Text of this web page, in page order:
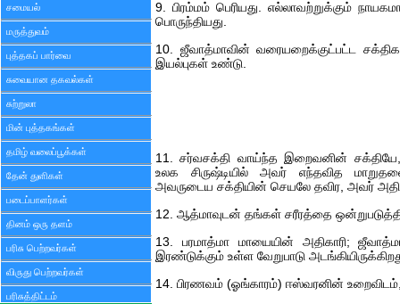
சமையல்
மருத்துவம்
புத்தகப் பார்வை
சுவையான தகவல்கள்
சுற்றுலா
மின் புத்தகங்கள்
தமிழ் வலைப்பூக்கள்
தேன் துளிகள்
படைப்பாளர்கள்
தினம் ஒரு தளம்
பரிசு பெற்றவர்கள்
விருது பெற்றவர்கள்
பரிசுத்திட்டம்
9. பிரம்மம் பெரியது. எல்லாவற்றுக்கும்
பொருந்தியது.
10. ஜீவாத்மாவின் வரையறைக்குட்பட்ட
இயல்புகள் உண்டு.
11. சர்வசக்தி வாய்ந்த இறைவனின்
உலக சிருஷ்டியில் அவர் எந்தவித
அவருடைய சக்தியின் செயலே தவிர, அவர்
12. ஆத்மாவுடன் தங்கள் சரீரத்தை
13. பரமாத்மா மாயையின் அதிகாரி;
இரண்டுக்கும் உள்ள வேறுபாடு
14. பிரணவம் (ஓங்காரம்) ஈஸ்வரனின்